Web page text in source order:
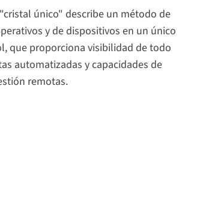
único" describe un método de
y de dispositivos en un único
que proporciona visibilidad de todo
automatizadas y capacidades de
remotas.